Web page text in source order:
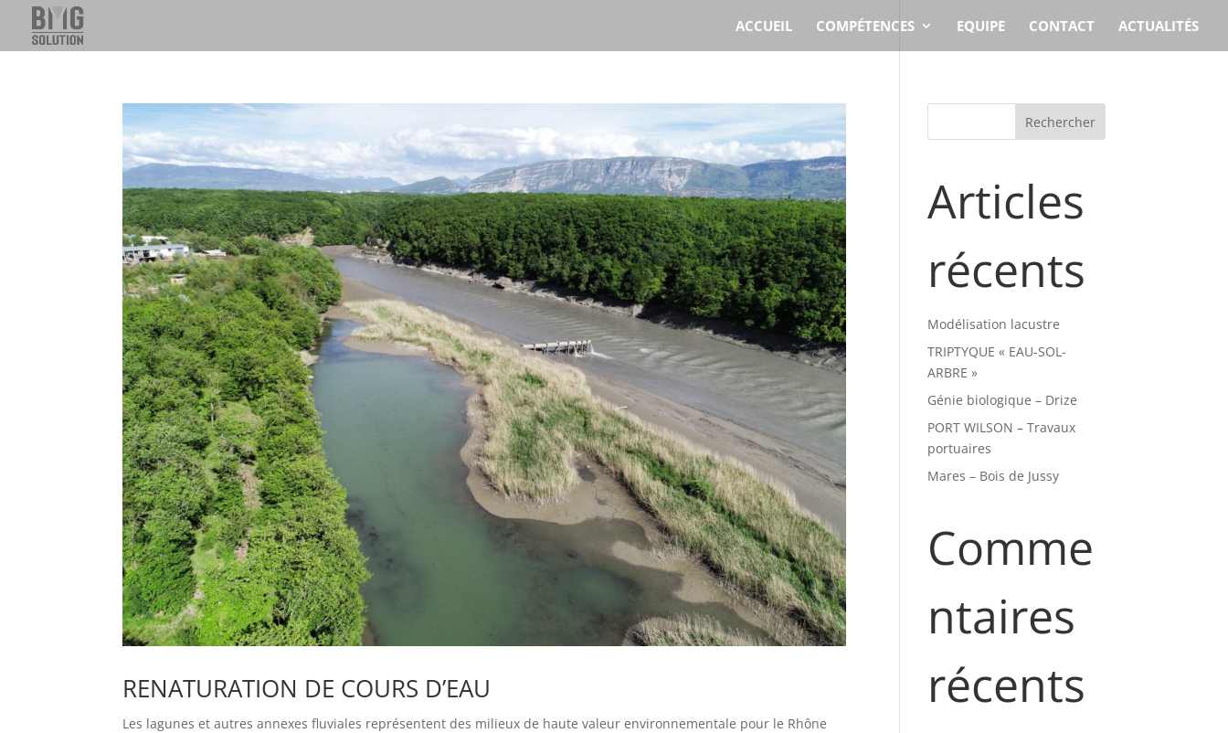
ACCUEIL COMPÉTENCES EQUIPE CONTACT ACTUALITÉS
RENATURATION DE COURS D’EAU
Les lagunes et autres annexes fluviales représentent des milieux de haute valeur environnementale pour le Rhône
Articles
récents
Modélisation lacustre
TRIPTYQUE « EAU-SOL-
ARBRE »
Génie biologique – Drize
PORT WILSON – Travaux
portuaires
Mares – Bois de Jussy
Comme
ntaires
récents